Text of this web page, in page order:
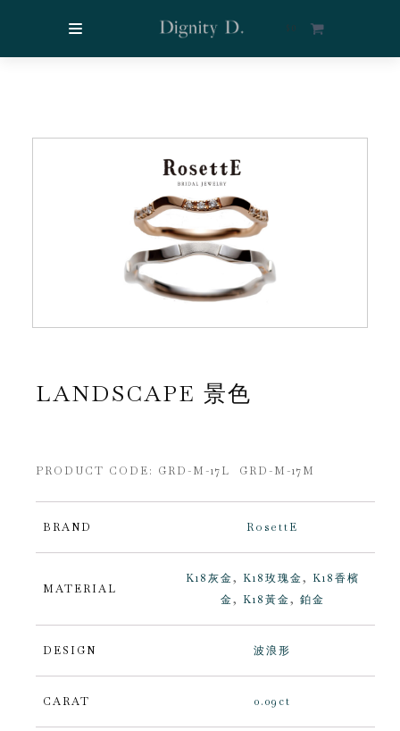
$ 0
LANDSCAPE 景色
PRODUCT CODE: GRD-M-17L GRD-M-17M
BRAND RosettE
MATERIAL
K18灰金, K18玫瑰金, K18香檳
金, K18黃金, 鉑金
DESIGN 波浪形
CARAT 0.09ct